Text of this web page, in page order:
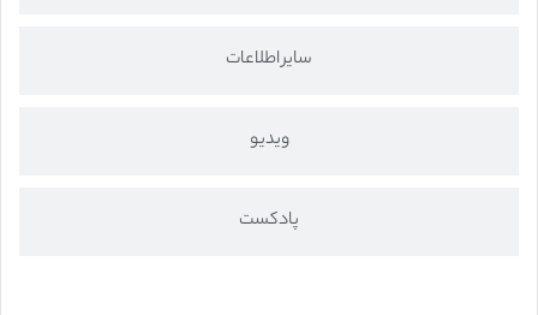
سایر اطلاعات
ویدیو
پادکست